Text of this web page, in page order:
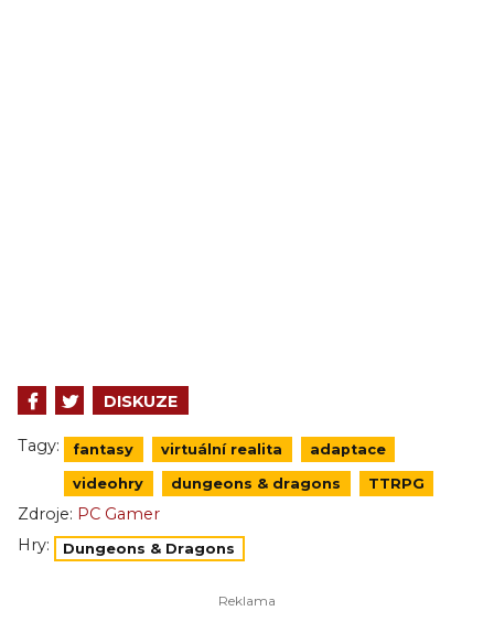
DISKUZE
Tagy: fantasy virtuální realita adaptace
videohry dungeons & dragons TTRPG
Zdroje: PC Gamer
Hry:
Dungeons & Dragons